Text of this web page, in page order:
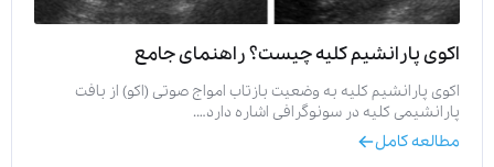
اکوی پارانشیم کلیه چیست؟ راهنمای جامع
اکوی پارانشیم کلیه به وضعیت بازتاب امواج صوتی (اکو) از بافت
پارانشیمی کلیه در سونوگرافی اشاره دارد….
مطالعه کامل